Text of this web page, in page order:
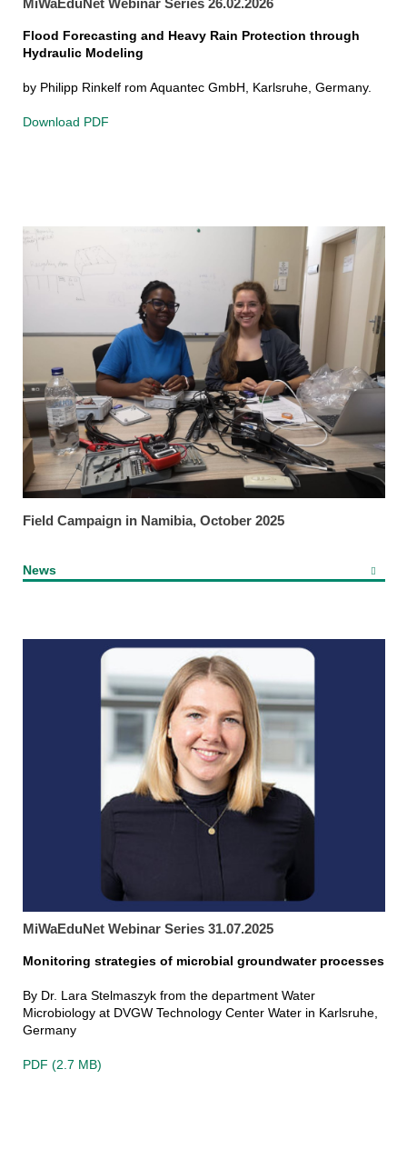
MiWaEduNet Webinar Series 26.02.2026
Flood Forecasting and Heavy Rain Protection through
Hydraulic Modeling
by Philipp Rinkelf rom Aquantec GmbH, Karlsruhe, Germany.
Download PDF
Field Campaign in Namibia, October 2025
News
MiWaEduNet Webinar Series 31.07.2025
Monitoring strategies of microbial groundwater processes
By Dr. Lara Stelmaszyk from the department Water
Microbiology at DVGW Technology Center Water in Karlsruhe,
Germany
PDF (2.7 MB)